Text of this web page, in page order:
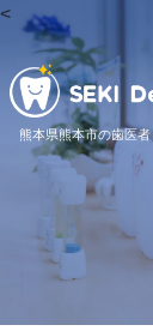
熊本県熊本市の歯医
<